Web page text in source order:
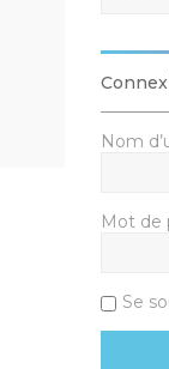
Nom
Mot de
Se